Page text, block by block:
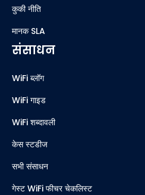
कुकी नीति
मानक SLA
संसाधन
WiFi ब्लॉग
WiFi गाइड
WiFi शब्दावली
केस स्टडीज
सभी संसाधन
गेस्ट WiFi फीचर चेकलिस्ट